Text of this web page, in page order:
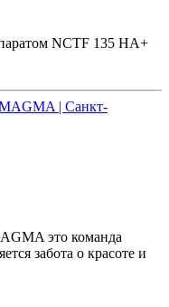
NCTF 135 HA+
это команда
забота о красоте и